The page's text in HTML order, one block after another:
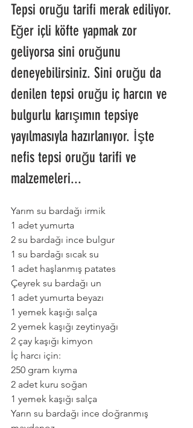
Tepsi oruğu tarifi merak ediliyor.
Eğer içli köfte yapmak zor
geliyorsa sini oruğunu
deneyebilirsiniz. Sini oruğu da
denilen tepsi oruğu iç harcın ve
bulgurlu karışımın tepsiye
yayılmasıyla hazırlanıyor. İşte
nefis tepsi oruğu tarifi ve
malzemeleri...
Yarım su bardağı irmik
1 adet yumurta
2 su bardağı ince bulgur
1 su bardağı sıcak su
1 adet haşlanmış patates
Çeyrek su bardağı un
1 adet yumurta beyazı
1 yemek kaşığı salça
2 yemek kaşığı zeytinyağı
2 çay kaşığı kimyon
İç harcı için:
250 gram kıyma
2 adet kuru soğan
1 yemek kaşığı salça
Yarın su bardağı ince doğranmış